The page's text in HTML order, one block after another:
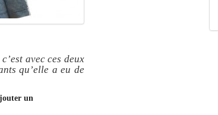
avec ces deux
qu’elle a eu de
un